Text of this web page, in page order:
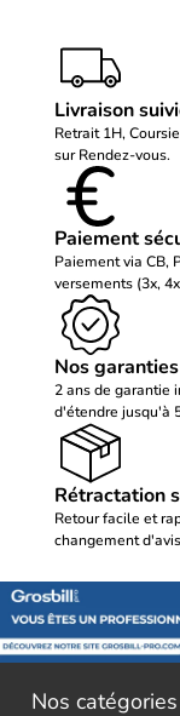
Livraison
Retrait 1H,
sur Rendez-vous.
Paiement
Paiement via CB,
versements (3x,
Nos
2 ans de garantie
d'étendre jusqu'à
Rétractation
Retour facile et
changement
Nos catégories